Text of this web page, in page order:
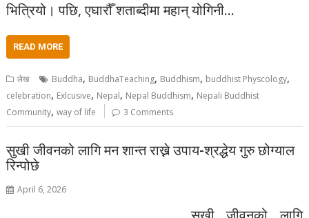
भित्रियो। पछि, एघारौँ शताब्दीमा महान् योगिनी…
READ MORE
लेख Buddha, BuddhaTeaching, Buddhism, buddhist Physcology,
celebration, Exlcusive, Nepal, Nepal Buddhism, Nepali Buddhist
Community,way of life 3 Comments
सुखी जीवनको लागि मन शान्त राख्ने उपाय-श्रद्धेय गुरु छोग्याल
रिन्पोछे
April 6, 2026